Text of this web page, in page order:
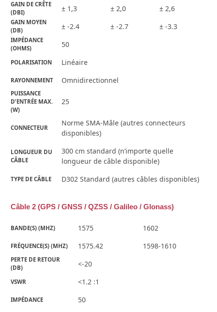
GAIN DE CRÊTE
(DBI)
± 1,3 ± 2,0 ± 2,6
GAIN MOYEN
(DB)
± -2.4 ± -2.7 ± -3.3
IMPÉDANCE
(OHMS)
50
POLARISATION Linéaire
RAYONNEMENT Omnidirectionnel
PUISSANCE
D’ENTRÉE MAX.
(W)
25
CONNECTEUR
Norme SMA-Mâle (autres connecteurs
disponibles)
LONGUEUR DU
CÂBLE
300 cm standard (n’importe quelle
longueur de câble disponible)
TYPE DE CÂBLE D302 Standard (autres câbles disponibles)
Câble 2 (GPS / GNSS / QZSS / Galileo / Glonass)
BANDE(S) (MHZ) 1575 1602
FRÉQUENCE(S) (MHZ) 1575.42 1598-1610
PERTE DE RETOUR
(DB)
<-20
VSWR <1.2 :1
IMPÉDANCE 50